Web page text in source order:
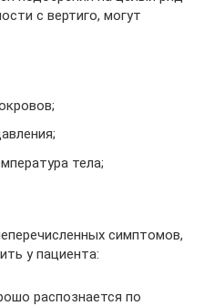
с вертиго, могут
тела;
симптомов,
у пациента:
распознается по